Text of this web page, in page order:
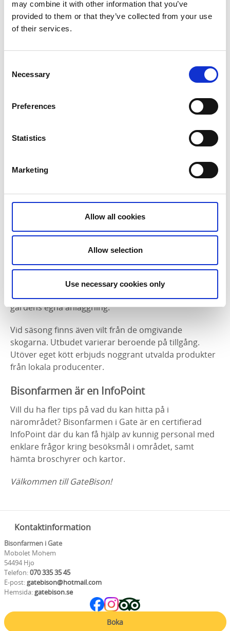
may combine it with other information that you’ve
provided to them or that they’ve collected from your use
of their services.
Selection
Necessary
Preferences
Statistics
Marketing
Allow all cookies
Allow selection
Use necessary cookies only
Gårdsbutik med eget kött
Cattle, Black Angus och Black Baldie. Djuren lever fritt
året om på gården med ständig tillgång till gräs och
hö. Slakt, styckning och förädling sker småskaligt i
gårdens egna anläggning.
Vid säsong finns även vilt från de omgivande
skogarna. Utbudet varierar beroende på tillgång.
Utöver eget kött erbjuds noggrant utvalda produkter
från lokala producenter.
Bisonfarmen är en InfoPoint
Vill du ha fler tips på vad du kan hitta på i
närområdet? Bisonfarmen i Gate är en certifierad
InfoPoint där du kan få hjälp av kunnig personal med
enklare frågor kring besöksmål i området, samt
hämta broschyrer och kartor.
Välkommen till GateBison!
Kontaktinformation
Bisonfarmen i Gate
Mobolet Mohem
54494 Hjo
Telefon:070 335 35 45
E-post:gatebison@hotmail.com
Hemsida:gatebison.se
Boka